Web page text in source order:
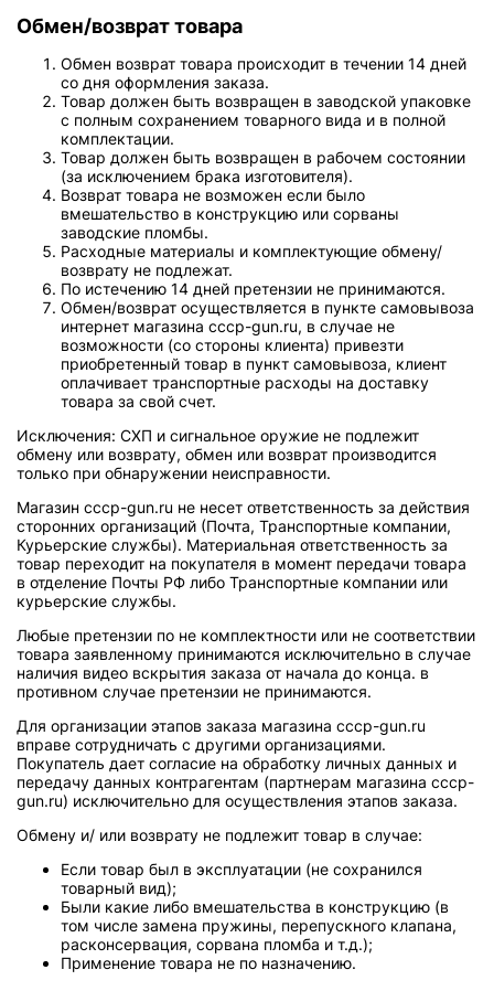
Обмен/возврат товара
Обмен возврат товара происходит в течении 14 дней
со дня оформления заказа.
Товар должен быть возвращен в заводской упаковке
с полным сохранением товарного вида и в полной
комплектации.
Товар должен быть возвращен в рабочем состоянии
(за исключением брака изготовителя).
Возврат товара не возможен если было
вмешательство в конструкцию или сорваны
заводские пломбы.
Расходные материалы и комплектующие обмену/
возврату не подлежат.
По истечению 14 дней претензии не принимаются.
Обмен/возврат осуществляется в пункте самовывоза
интернет магазина cccp-gun.ru, в случае не
возможности (со стороны клиента) привезти
приобретенный товар в пункт самовывоза, клиент
оплачивает транспортные расходы на доставку
товара за свой счет.
Исключения: СХП и сигнальное оружие не подлежит
обмену или возврату, обмен или возврат производится
только при обнаружении неисправности.
Магазин cccp-gun.ru не несет ответственность за действия
сторонних организаций (Почта, Транспортные компании,
Курьерские службы). Материальная ответственность за
товар переходит на покупателя в момент передачи товара
в отделение Почты РФ либо Транспортные компании или
курьерские службы.
Любые претензии по не комплектности или не соответствии
товара заявленному принимаются исключительно в случае
наличия видео вскрытия заказа от начала до конца. в
противном случае претензии не принимаются.
Для организации этапов заказа магазина cccp-gun.ru
вправе сотрудничать с другими организациями.
Покупатель дает согласие на обработку личных данных и
передачу данных контрагентам (партнерам магазина cccp-
gun.ru) исключительно для осуществления этапов заказа.
Обмену и/ или возврату не подлежит товар в случае:
Если товар был в эксплуатации (не сохранился
товарный вид);
Были какие либо вмешательства в конструкцию (в
том числе замена пружины, перепускного клапана,
расконсервация, сорвана пломба и т.д.);
Применение товара не по назначению.